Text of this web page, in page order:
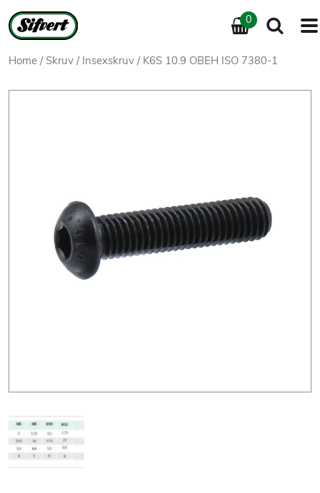
0
Home / Skruv / Insexskruv / K6S 10.9 OBEH ISO 7380-1